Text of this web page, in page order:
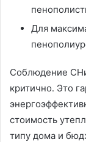
Для
Соблюдение
критично․ Это
стоимость
типу дома и